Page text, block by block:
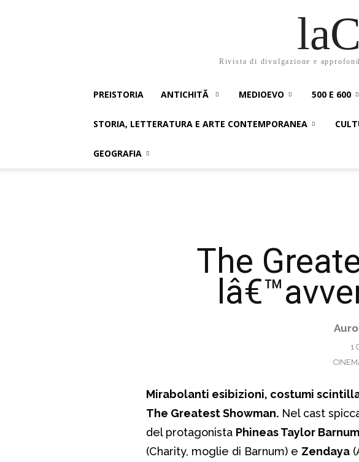
Rivista di divulgazione e
PREISTORIA ANTICHITÃ MEDIOEVO 500 E 600
STORIA, LETTERATURA E ARTE CONTEMPORANEA
GEOGRAFIA
The
1
Mirabolanti esibizioni, costumi
The Greatest Showman. Nel cast
del protagonista Phineas Taylor Barnum
(Charity, moglie di Barnum) e Zendaya